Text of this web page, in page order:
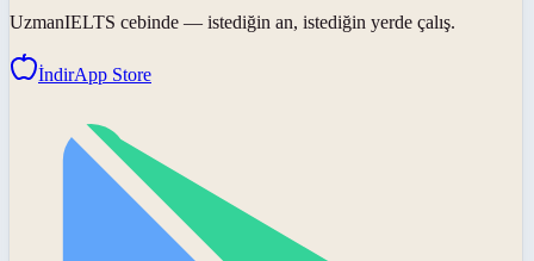
UzmanIELTS cebinde — istediğin an, istediğin yerde çalış.
İndirApp Store